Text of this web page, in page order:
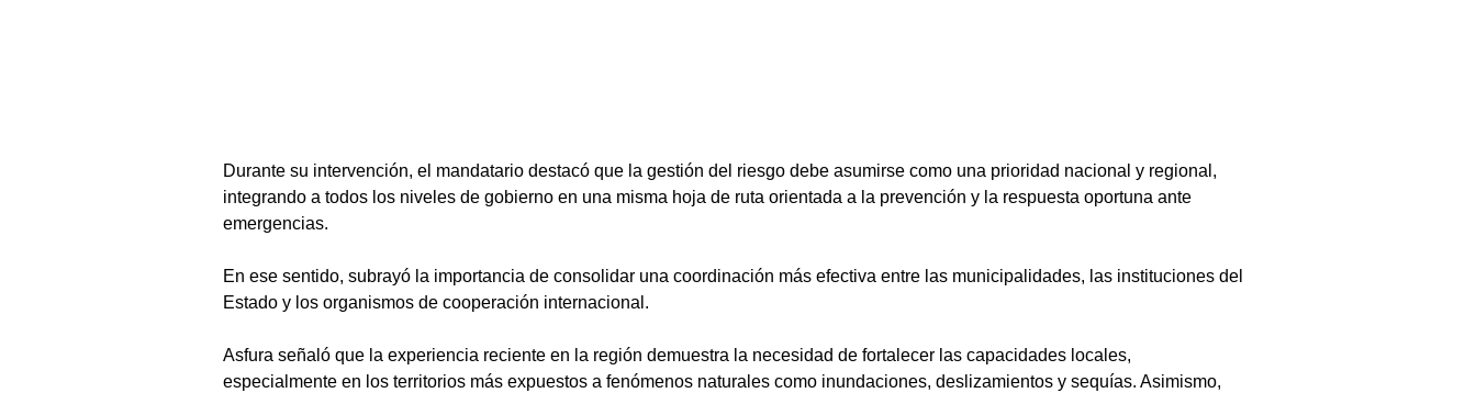
Durante su intervención, el mandatario destacó que la gestión del riesgo debe asumirse como una prioridad nacional y regional,
integrando a todos los niveles de gobierno en una misma hoja de ruta orientada a la prevención y la respuesta oportuna ante
emergencias.
En ese sentido, subrayó la importancia de consolidar una coordinación más efectiva entre las municipalidades, las instituciones del
Estado y los organismos de cooperación internacional.
Asfura señaló que la experiencia reciente en la región demuestra la necesidad de fortalecer las capacidades locales,
especialmente en los territorios más expuestos a fenómenos naturales como inundaciones, deslizamientos y sequías. Asimismo,